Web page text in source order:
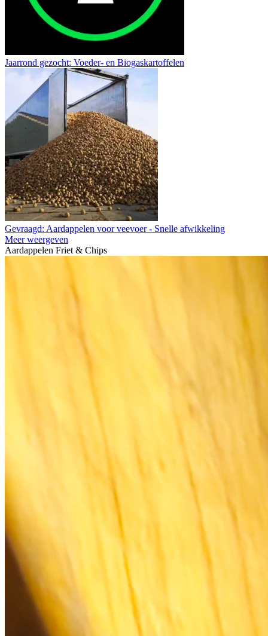
Jaarrond gezocht: Voeder- en Biogaskartoffelen
Gevraagd: Aardappelen voor veevoer - Snelle afwikkeling
Meer weergeven
Aardappelen Friet & Chips